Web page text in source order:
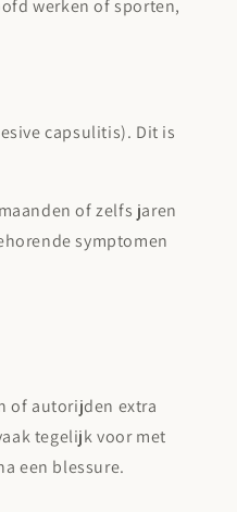
werken of sporten,
capsulitis). Dit is
of zelfs jaren
symptomen
of autorijden extra
tegelijk voor met
een blessure.